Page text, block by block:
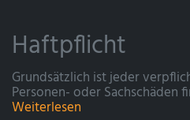
Haftpflicht
Grundsätzlich ist jeder
Personen- oder Sachschäden
Weiterlesen